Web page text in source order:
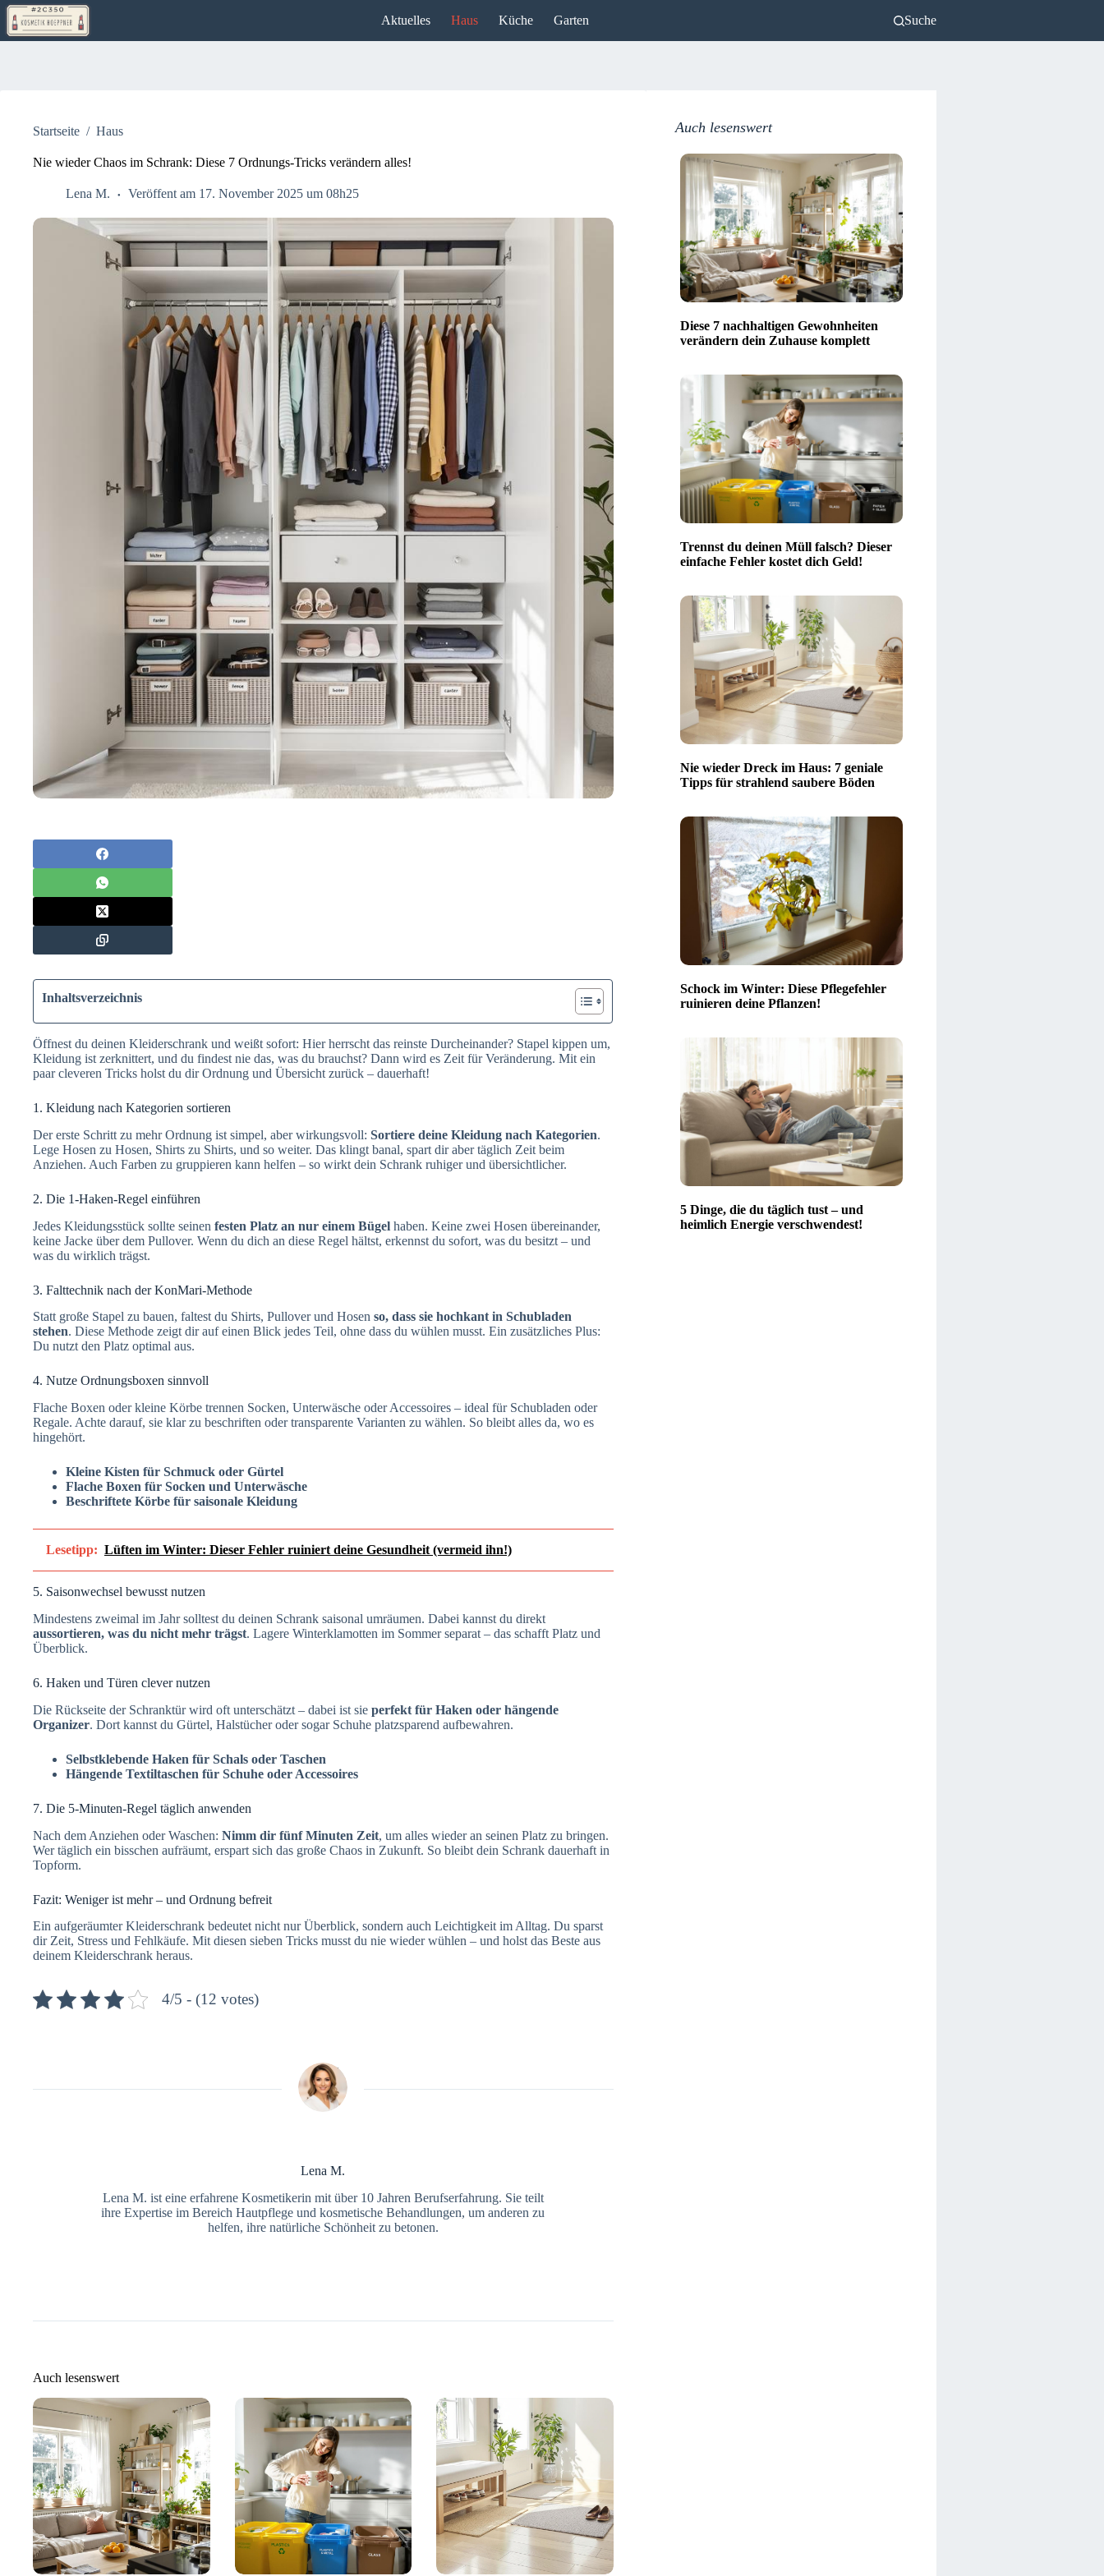
Zum
Inhalt
springen
Aktuelles Haus Küche Garten Suche
Startseite / Haus
Nie wieder Chaos im Schrank: Diese 7 Ordnungs-Tricks verändern alles!
Lena M. Veröffent am 17. November 2025 um 08h25
Inhaltsverzeichnis
Öffnest du deinen Kleiderschrank und weißt sofort: Hier herrscht das reinste Durcheinander? Stapel kippen um,
Kleidung ist zerknittert, und du findest nie das, was du brauchst? Dann wird es Zeit für Veränderung. Mit ein
paar cleveren Tricks holst du dir Ordnung und Übersicht zurück – dauerhaft!
1. Kleidung nach Kategorien sortieren
Der erste Schritt zu mehr Ordnung ist simpel, aber wirkungsvoll: Sortiere deine Kleidung nach Kategorien.
Lege Hosen zu Hosen, Shirts zu Shirts, und so weiter. Das klingt banal, spart dir aber täglich Zeit beim
Anziehen. Auch Farben zu gruppieren kann helfen – so wirkt dein Schrank ruhiger und übersichtlicher.
2. Die 1-Haken-Regel einführen
Jedes Kleidungsstück sollte seinen festen Platz an nur einem Bügel haben. Keine zwei Hosen übereinander,
keine Jacke über dem Pullover. Wenn du dich an diese Regel hältst, erkennst du sofort, was du besitzt – und
was du wirklich trägst.
3. Falttechnik nach der KonMari-Methode
Statt große Stapel zu bauen, faltest du Shirts, Pullover und Hosen so, dass sie hochkant in Schubladen
stehen. Diese Methode zeigt dir auf einen Blick jedes Teil, ohne dass du wühlen musst. Ein zusätzliches Plus:
Du nutzt den Platz optimal aus.
4. Nutze Ordnungsboxen sinnvoll
Flache Boxen oder kleine Körbe trennen Socken, Unterwäsche oder Accessoires – ideal für Schubladen oder
Regale. Achte darauf, sie klar zu beschriften oder transparente Varianten zu wählen. So bleibt alles da, wo es
hingehört.
Kleine Kisten für Schmuck oder Gürtel
Flache Boxen für Socken und Unterwäsche
Beschriftete Körbe für saisonale Kleidung
Lesetipp: Lüften im Winter: Dieser Fehler ruiniert deine Gesundheit (vermeid ihn!)
5. Saisonwechsel bewusst nutzen
Mindestens zweimal im Jahr solltest du deinen Schrank saisonal umräumen. Dabei kannst du direkt
aussortieren, was du nicht mehr trägst. Lagere Winterklamotten im Sommer separat – das schafft Platz und
Überblick.
6. Haken und Türen clever nutzen
Die Rückseite der Schranktür wird oft unterschätzt – dabei ist sie perfekt für Haken oder hängende
Organizer. Dort kannst du Gürtel, Halstücher oder sogar Schuhe platzsparend aufbewahren.
Selbstklebende Haken für Schals oder Taschen
Hängende Textiltaschen für Schuhe oder Accessoires
7. Die 5-Minuten-Regel täglich anwenden
Nach dem Anziehen oder Waschen: Nimm dir fünf Minuten Zeit, um alles wieder an seinen Platz zu bringen.
Wer täglich ein bisschen aufräumt, erspart sich das große Chaos in Zukunft. So bleibt dein Schrank dauerhaft in
Topform.
Fazit: Weniger ist mehr – und Ordnung befreit
Ein aufgeräumter Kleiderschrank bedeutet nicht nur Überblick, sondern auch Leichtigkeit im Alltag. Du sparst
dir Zeit, Stress und Fehlkäufe. Mit diesen sieben Tricks musst du nie wieder wühlen – und holst das Beste aus
deinem Kleiderschrank heraus.
4/5 - (12 votes)
Lena M.
Lena M. ist eine erfahrene Kosmetikerin mit über 10 Jahren Berufserfahrung. Sie teilt
ihre Expertise im Bereich Hautpflege und kosmetische Behandlungen, um anderen zu
helfen, ihre natürliche Schönheit zu betonen.
Auch lesenswert
Auch lesenswert
Diese 7 nachhaltigen Gewohnheiten
verändern dein Zuhause komplett
Trennst du deinen Müll falsch? Dieser
einfache Fehler kostet dich Geld!
Nie wieder Dreck im Haus: 7 geniale
Tipps für strahlend saubere Böden
Schock im Winter: Diese Pflegefehler
ruinieren deine Pflanzen!
5 Dinge, die du täglich tust – und
heimlich Energie verschwendest!